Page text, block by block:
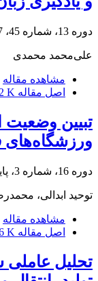
دوره 13، شماره 45، 1387
علی‌محمد محمدی
مشاهده مقاله
اصل مقاله K
تبیین
ورزشگاه‌های
دوره 16، شماره 3، پاییز 1403، صفحه
توحید ابدالی،
مشاهده مقاله
اصل مقاله K
تحلیل